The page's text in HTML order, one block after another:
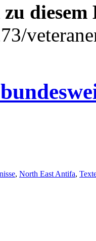
, North East Antifa,